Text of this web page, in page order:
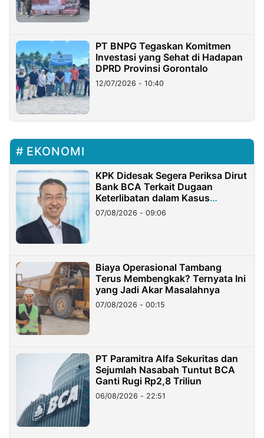
PT BNPG Tegaskan Komitmen
Investasi yang Sehat di Hadapan
DPRD Provinsi Gorontalo
12/07/2026 - 10:40
EKONOMI
KPK Didesak Segera Periksa Dirut
Bank BCA Terkait Dugaan
Keterlibatan dalam Kasus
Hilangnya Dana Nasabah Rp2,58
Miliar
07/08/2026 - 09:06
Biaya Operasional Tambang
Terus Membengkak? Ternyata Ini
yang Jadi Akar Masalahnya
07/08/2026 - 00:15
PT Paramitra Alfa Sekuritas dan
Sejumlah Nasabah Tuntut BCA
Ganti Rugi Rp2,8 Triliun
06/08/2026 - 22:51